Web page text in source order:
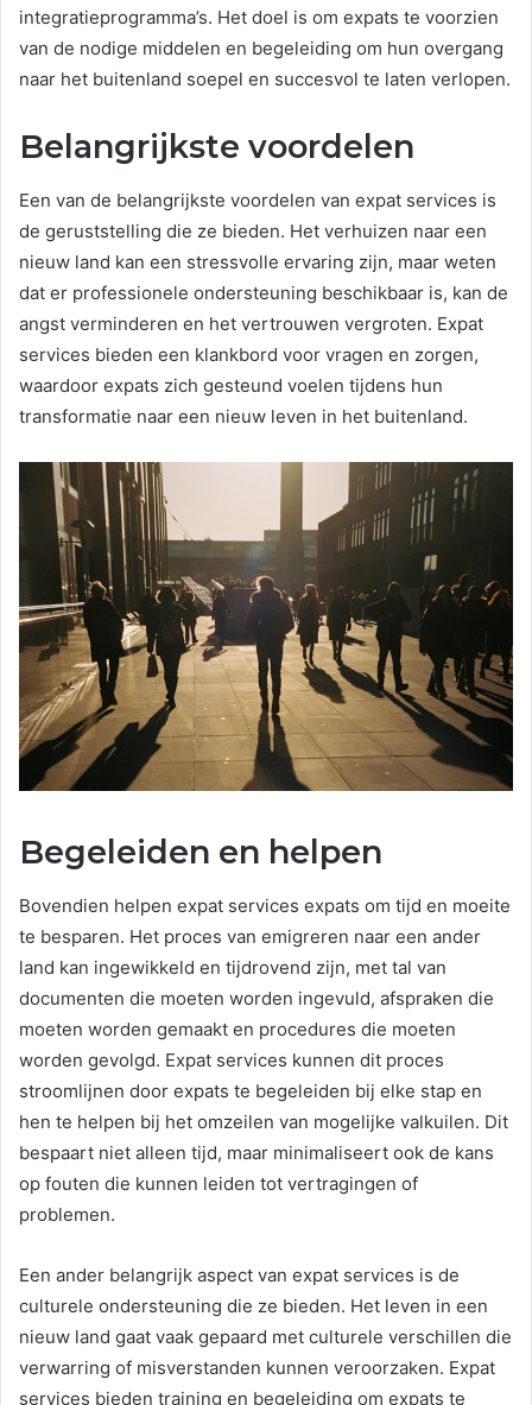
integratieprogramma’s. Het doel is om expats te voorzien
van de nodige middelen en begeleiding om hun overgang
naar het buitenland soepel en succesvol te laten verlopen.
Belangrijkste voordelen
Een van de belangrijkste voordelen van expat services is
de geruststelling die ze bieden. Het verhuizen naar een
nieuw land kan een stressvolle ervaring zijn, maar weten
dat er professionele ondersteuning beschikbaar is, kan de
angst verminderen en het vertrouwen vergroten. Expat
services bieden een klankbord voor vragen en zorgen,
waardoor expats zich gesteund voelen tijdens hun
transformatie naar een nieuw leven in het buitenland.
Begeleiden en helpen
Bovendien helpen expat services expats om tijd en moeite
te besparen. Het proces van emigreren naar een ander
land kan ingewikkeld en tijdrovend zijn, met tal van
documenten die moeten worden ingevuld, afspraken die
moeten worden gemaakt en procedures die moeten
worden gevolgd. Expat services kunnen dit proces
stroomlijnen door expats te begeleiden bij elke stap en
hen te helpen bij het omzeilen van mogelijke valkuilen. Dit
bespaart niet alleen tijd, maar minimaliseert ook de kans
op fouten die kunnen leiden tot vertragingen of
problemen.
Een ander belangrijk aspect van expat services is de
culturele ondersteuning die ze bieden. Het leven in een
nieuw land gaat vaak gepaard met culturele verschillen die
verwarring of misverstanden kunnen veroorzaken. Expat
services bieden training en begeleiding om expats te